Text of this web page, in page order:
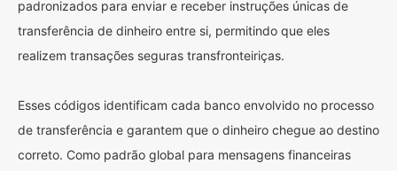
padronizados para enviar e receber instruções únicas de
transferência de dinheiro entre si, permitindo que eles
realizem transações seguras transfronteiriças.
Esses códigos identificam cada banco envolvido no processo
de transferência e garantem que o dinheiro chegue ao destino
correto. Como padrão global para mensagens financeiras